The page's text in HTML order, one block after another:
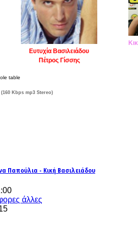
Ευτυχία Βασιλειάδου
Πέτρος Γίσσης
(160 Kbps mp3 Stereo)
Παπούλια - Κική Βασιλειάδου
άλλες